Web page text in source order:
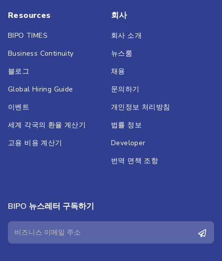
Resources
BIPO TIMES
Business Continuity
블로그
Global Hiring Guide
이벤트
세계 각국의 환율 계산기
고용 비용 계산기
회사
회사 소개
뉴스룸
채용
문의하기
개인정보 처리방침
법률 정보
Developer
번역 면책 조항
BIPO 뉴스레터 구독하기